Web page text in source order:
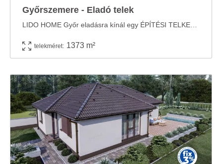
Győrszemere - Eladó telek
telekméret: 1373 m²